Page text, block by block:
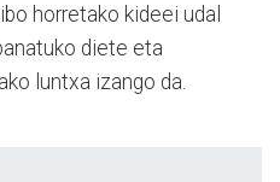
horretako kideei udal
diete eta
luntxa izango da.